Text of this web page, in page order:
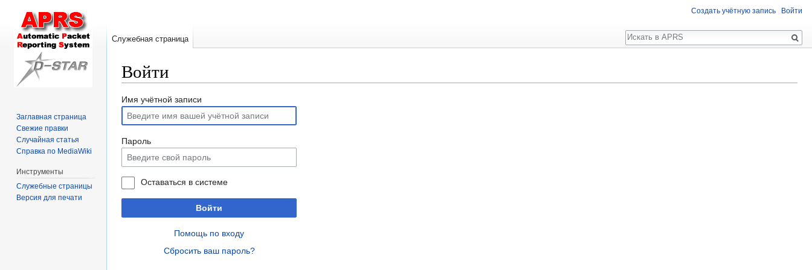
Войти
Перейти
навигации
Перейти
поиску
Имя учётной записи
Пароль
Оставаться в системе
Войти
Помощь по входу
Сбросить ваш пароль?
Создать учётную запись Войти
Служебная страница
Поиск
Заглавная страница
Свежие правки
Случайная статья
Справка по MediaWiki
Инструменты
Служебные страницы
Версия для печати